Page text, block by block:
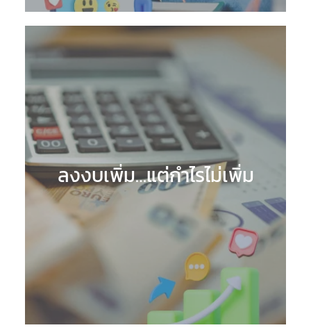
ลงงบเพิ่ม…แต่กำไรไม่เพิ่ม